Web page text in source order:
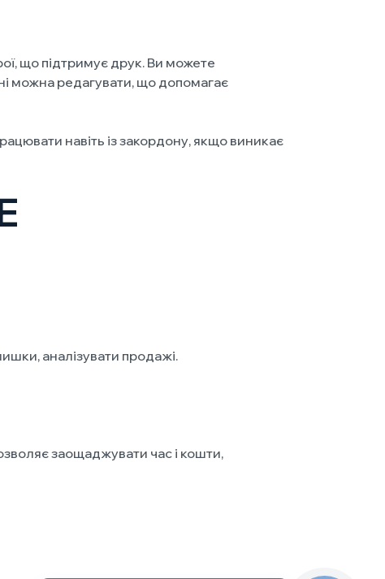
що підтримує друк. Ви можете
можна редагувати, що допомагає
навіть із закордону, якщо виникає
аналізувати продажі.
заощаджувати час і кошти,